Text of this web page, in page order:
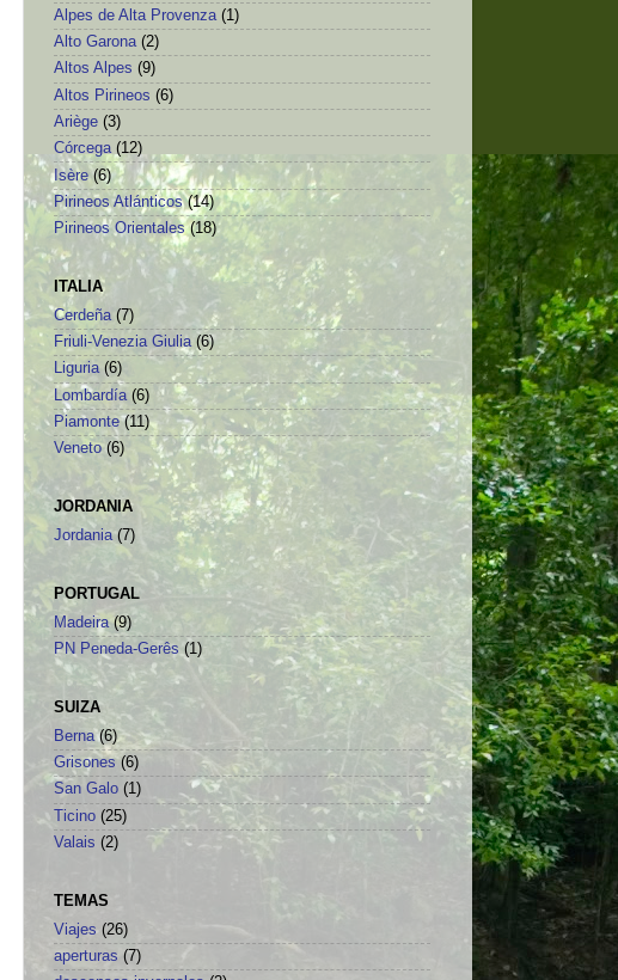
Alpes de Alta Provenza (1)
Alto Garona (2)
Altos Alpes (9)
Altos Pirineos (6)
Ariège (3)
Córcega (12)
Isère (6)
Pirineos Atlánticos (14)
Pirineos Orientales (18)
ITALIA
Cerdeña (7)
Friuli-Venezia Giulia (6)
Liguria (6)
Lombardía (6)
Piamonte (11)
Veneto (6)
JORDANIA
Jordania (7)
PORTUGAL
Madeira (9)
PN Peneda-Gerês (1)
SUIZA
Berna (6)
Grisones (6)
San Galo (1)
Ticino (25)
Valais (2)
TEMAS
Viajes (26)
aperturas (7)